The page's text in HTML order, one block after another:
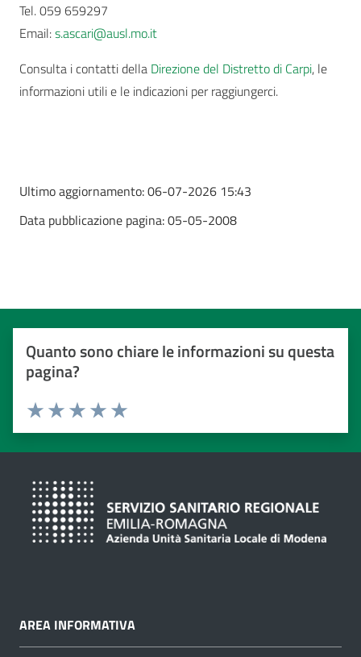
Tel. 059 659297
Email:s.ascari@ausl.mo.it
Consulta i contatti della Direzione del Distretto di Carpi, le
informazioni utili e le indicazioni per raggiungerci.
Ultimo aggiornamento:06-07-2026 15:43
Data pubblicazione pagina:05-05-2008
Quanto sono chiare le informazioni su questa
pagina?
Valuta da 1 a 5 stelle
Valuta 5 stelle su 5
Valuta 4 stelle su 5
Valuta 3 stelle su 5
Valuta 2 stelle su 5
Valuta 1 stelle su 5
AREA INFORMATIVA